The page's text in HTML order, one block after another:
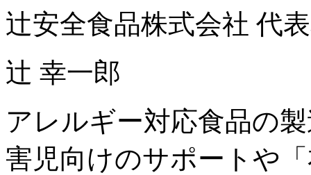
辻安全食品株式会社 代
辻 幸一郎
アレルギー対応食品の
害児向けのサポートや